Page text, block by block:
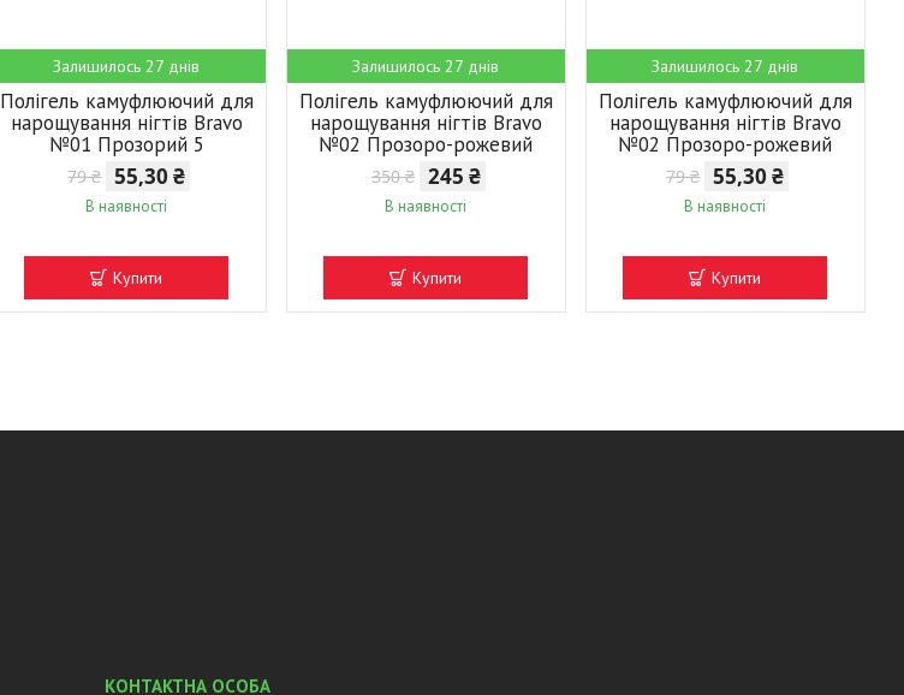
Залишилось 27 днів
Полігель камуфлюючий для
нарощування нігтів Bravo
№01 Прозорий 5
79 ₴ 55,30 ₴
В наявності
Купити
Залишилось 27 днів
Полігель камуфлюючий для
нарощування нігтів Bravo
№02 Прозоро-рожевий
350 ₴ 245 ₴
В наявності
Купити
Залишилось 27 днів
Полігель камуфлюючий для
нарощування нігтів Bravo
№02 Прозоро-рожевий
79 ₴ 55,30 ₴
В наявності
Купити